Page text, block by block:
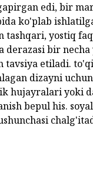
edi, bir
ko'plab
tashqari, yostiq
derazasi bir
tavsiya etiladi.
dizayni
hujayralari yoki
bepul his.